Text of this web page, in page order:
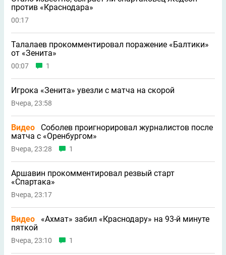
против «Краснодара»
00:17
Талалаев прокомментировал поражение «Балтики»
от «Зенита»
00:07 1
Игрока «Зенита» увезли с матча на скорой
Вчера, 23:58
Видео
Соболев проигнорировал журналистов после
матча с «Оренбургом»
Вчера, 23:28 1
Аршавин прокомментировал резвый старт
«Спартака»
Вчера, 23:17
Видео
«Ахмат» забил «Краснодару» на 93-й минуте
пяткой
Вчера, 23:10 1